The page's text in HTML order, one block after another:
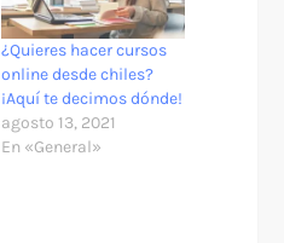
¿Quieres hacer cursos
online desde chiles?
¡Aquí te decimos dónde!
agosto 13, 2021
En «General»